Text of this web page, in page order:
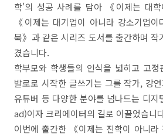
학'의 성공 사례를 담아 《이제는 대
《이제는 대기업이 아니라 강소기업
북》과 같은 시리즈 도서를 출간하며 작
겼습니다.
학부모와 학생들의 인식을 넓히고 고정
발로로 시작한 글쓰기는 그를 작가, 강
유튜버 등 다양한 분야를 넘나드는 디
ad)이자 크리에이터의 길로 이끌었습니
이번에 출간한 《이제는 진학이 아니